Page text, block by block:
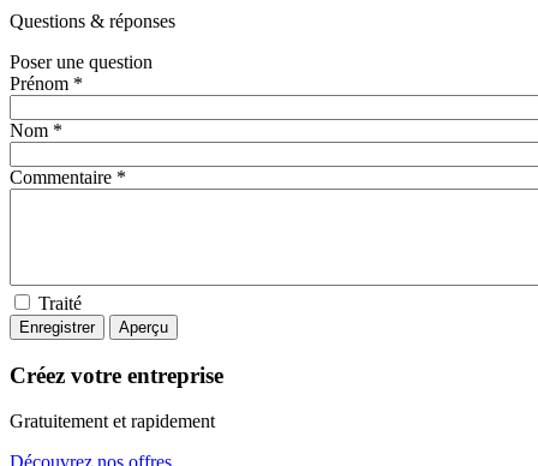
Questions & réponses
Poser une question
Prénom *
Nom *
Commentaire *
Traité
Créez votre entreprise
Gratuitement et rapidement